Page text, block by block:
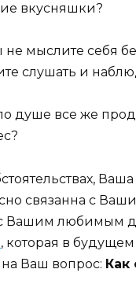
вкусняшки?
мыслите себя
слушать и
душе все же
связанна с
Вашим любимым
, которая в
на Ваш вопрос: Как